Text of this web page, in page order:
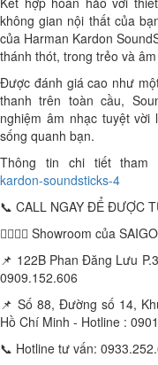
không gian nội thất của
của Harman Kardon
thánh thót, trong trẻo và
Được đánh giá cao như
thanh trên toàn cầu,
nghiệm âm nhạc tuyệt
sống quanh bạn.
Thông tin chi tiết tham
kardon-soundsticks-4
📞 CALL NGAY ĐỂ ĐƯỢC
🏃‍♀️🏃‍♂️ Showroom của
📌 122B Phan Đăng Lưu
0909.152.606
📌 Số 88, Đường số 14,
Hồ Chí Minh - Hotline :
📞 Hotline tư vấn: